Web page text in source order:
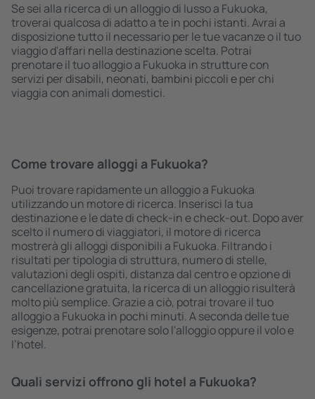
Se sei alla ricerca di un alloggio di lusso a Fukuoka,
troverai qualcosa di adatto a te in pochi istanti. Avrai a
disposizione tutto il necessario per le tue vacanze o il tuo
viaggio d'affari nella destinazione scelta. Potrai
prenotare il tuo alloggio a Fukuoka in strutture con
servizi per disabili, neonati, bambini piccoli e per chi
viaggia con animali domestici.
Come trovare alloggi a Fukuoka?
Puoi trovare rapidamente un alloggio a Fukuoka
utilizzando un motore di ricerca. Inserisci la tua
destinazione e le date di check-in e check-out. Dopo aver
scelto il numero di viaggiatori, il motore di ricerca
mostrerà gli alloggi disponibili a Fukuoka. Filtrando i
risultati per tipologia di struttura, numero di stelle,
valutazioni degli ospiti, distanza dal centro e opzione di
cancellazione gratuita, la ricerca di un alloggio risulterà
molto più semplice. Grazie a ciò, potrai trovare il tuo
alloggio a Fukuoka in pochi minuti. A seconda delle tue
esigenze, potrai prenotare solo l'alloggio oppure il volo e
l’hotel.
Quali servizi offrono gli hotel a Fukuoka?